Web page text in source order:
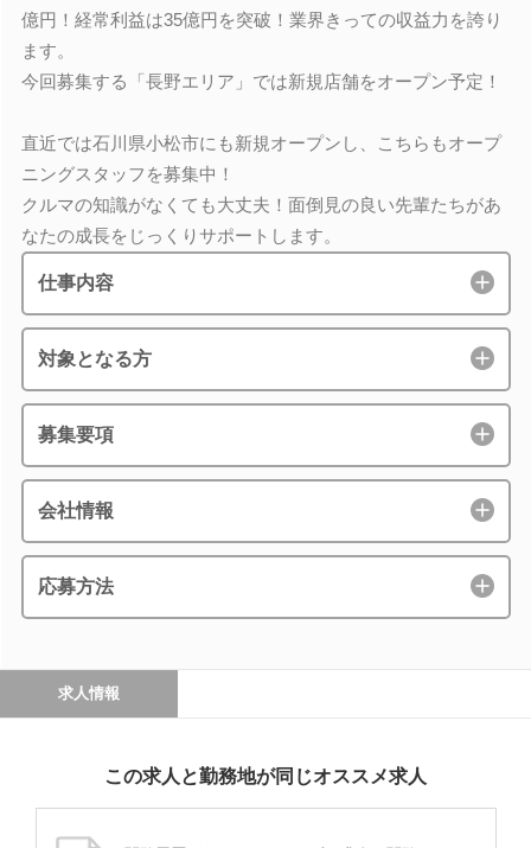
億円！経常利益は35億円を突破！業界きっての収益力を誇り
ます。
今回募集する「長野エリア」では新規店舗をオープン予定！
直近では石川県小松市にも新規オープンし、こちらもオープ
ニングスタッフを募集中！
クルマの知識がなくても大丈夫！面倒見の良い先輩たちがあ
なたの成長をじっくりサポートします。
仕事内容
対象となる方
募集要項
会社情報
応募方法
求人情報
この求人と勤務地が同じオススメ求人